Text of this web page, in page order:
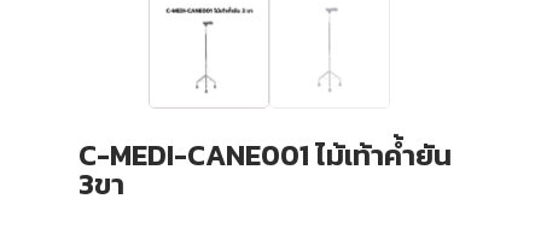
C-MEDI-CANE001 ไม้เท้าค้ำยัน
3ขา